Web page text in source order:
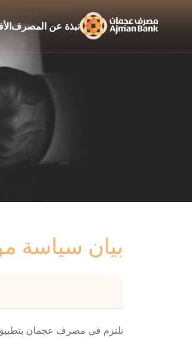
نبذة عن المصرف
بيان سياسة
نلتزم في مصرف عجمان بتطبيق